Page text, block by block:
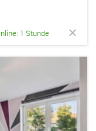
1 Stunde